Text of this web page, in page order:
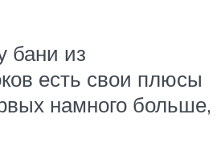
бани из
есть свои плюсы
намного больше,